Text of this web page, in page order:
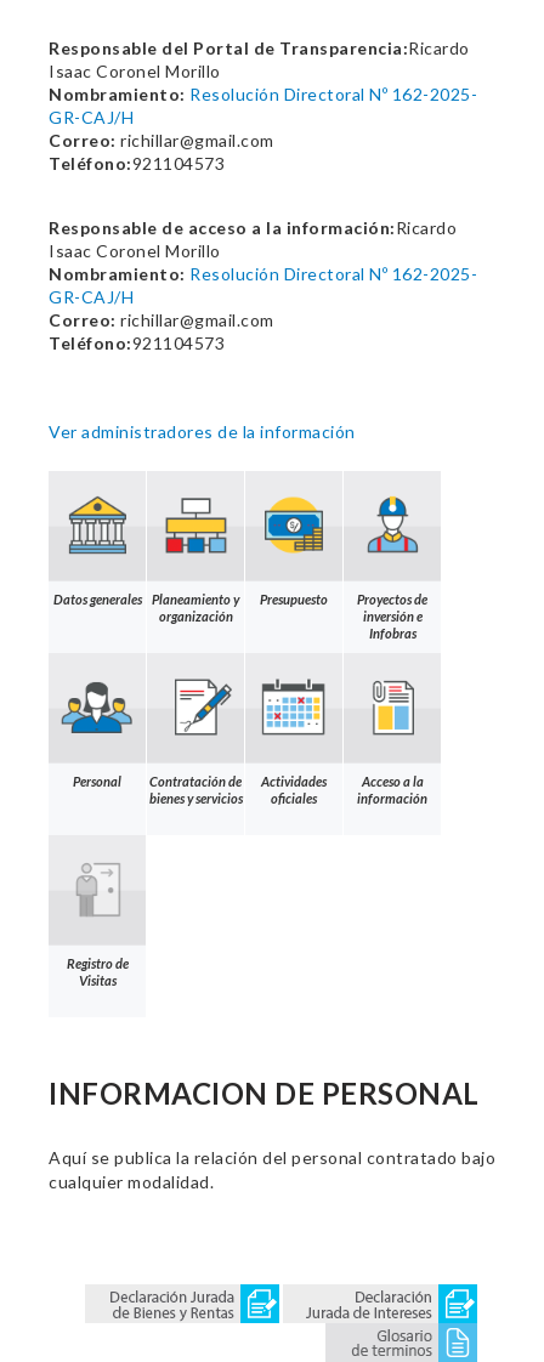
Responsable del Portal de Transparencia:Ricardo
Isaac Coronel Morillo
Nombramiento: Resolución Directoral Nº 162-2025-
GR-CAJ/H
Correo: richillar@gmail.com
Teléfono:921104573
Responsable de acceso a la información:Ricardo
Isaac Coronel Morillo
Nombramiento: Resolución Directoral Nº 162-2025-
GR-CAJ/H
Correo: richillar@gmail.com
Teléfono:921104573
Ver administradores de la información
Datos generales
Planeamiento y
organización
Presupuesto
Proyectos de
inversión e
Infobras
Personal
Contratación de
bienes y servicios
Actividades
oficiales
Acceso a la
información
Registro de
Visitas
INFORMACION DE PERSONAL
Aquí se publica la relación del personal contratado bajo
cualquier modalidad.